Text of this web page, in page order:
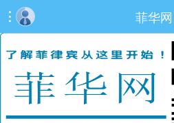
 菲华网